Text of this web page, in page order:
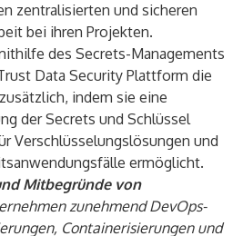
zentralisierten und sicheren
bei ihren Projekten.
des Secrets-Managements
Data Security Plattform die
indem sie eine
der Secrets und Schlüssel
Verschlüsselungslösungen und
ermöglicht.
Mitbegründe von
zunehmend DevOps-
Containerisierungen und